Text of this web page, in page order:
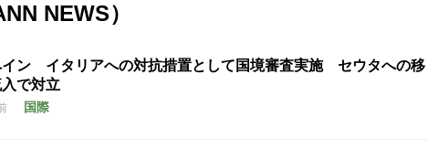
NEWS）
イン イタリアへの対抗措置として国境審査実施 セウタへの移
入で対立
国際